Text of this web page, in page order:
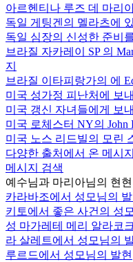
아르헨티나 루즈 데 마리
독일 게팅겐의 멜라츠에
독일 심장의 신성한 준비
브라질 자카레이 SP 의
지
브라질 이타피랑가의 에
미국 성가정 피난처에 보
미국 갱신 자녀들에게 보
미국 로체스터 NY의 John
미국 노스 리드빌의 모린
다양한 출처에서 온 메시지
메시지 검색
예수님과 마리아님의 현현
카라바조에서 성모님의 발
키토에서 좋은 사건의 성
성 마가레테 메리 알라코
라 살레트에서 성모님의
루르드에서 성모님의 발현